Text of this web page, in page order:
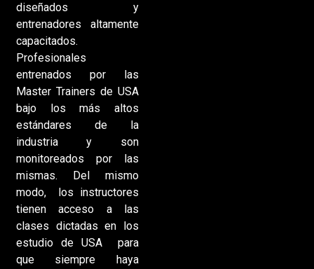
diseñados y
entrenadores altamente
capacitados.
Profesionales
entrenados por las
Master Trainers de USA
bajo los más altos
estándares de la
industria y son
monitoreados por las
mismas. Del mismo
modo, los instructores
tienen acceso a las
clases dictadas en los
estudio de USA para
que siempre haya